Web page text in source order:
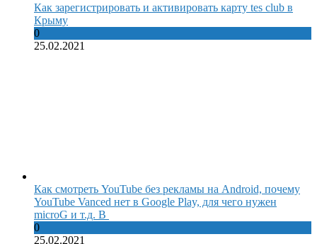
Как зарегистрировать и активировать карту tes club в
Крыму
0
25.02.2021
Как смотреть YouTube без рекламы на Android, почему
YouTube Vanced нет в Google Play, для чего нужен
microG и т.д. В
0
25.02.2021